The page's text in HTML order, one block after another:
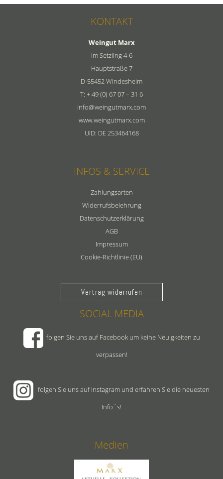
KONTAKT
Weingut Marx
Im Setzling 4-6
Hauptstraße 7
D-55452 Windesheim
T: + 49 (0) 67 07 – 31 6
info@weingutmarx.com
www.weingutmarx.com
UID: DE 253464168
INFOS & SERVICE
Zahlungsarten
Widerrufsbelehrung
Datenschutzerklärung
AGB
Impressum
Cookie-Richtlinie (EU)
Vertrag widerrufen
SOCIAL MEDIA
folgen Sie uns auf Facebook um keine Neuigkeiten zu
verpassen!
folgen Sie uns auf Instagram und erfahren Sie die neuesten
Info´s!
Medien